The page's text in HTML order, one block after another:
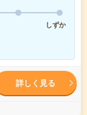
しずか
詳しく見る